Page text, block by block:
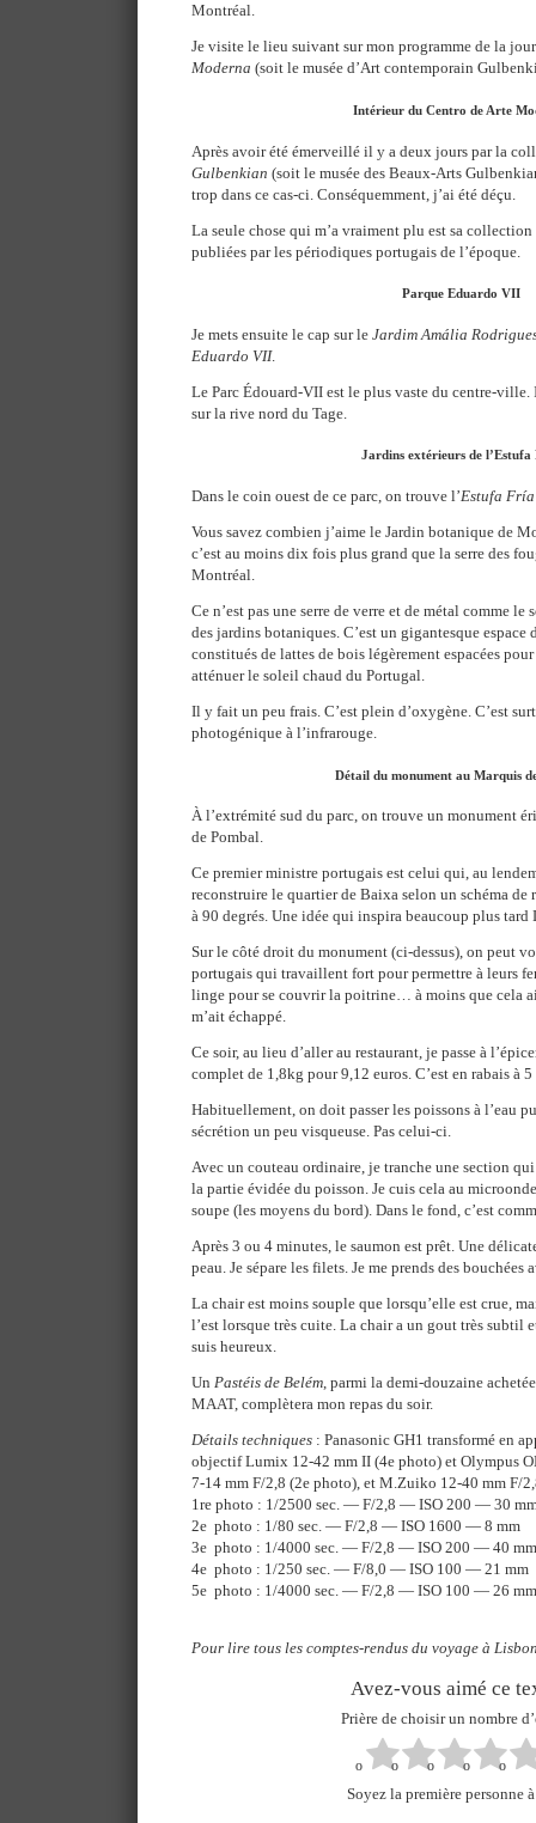
Montréal.
Je visite le lieu suivant sur mon programme de la
Moderna (soit le musée d’Art contemporain
Intérieur du Centro de Arte
Après avoir été émerveillé il y a deux jours par la
Gulbenkian (soit le musée des Beaux-Arts
trop dans ce cas-ci. Conséquemment, j’ai été déçu.
La seule chose qui m’a vraiment plu est sa
publiées par les périodiques portugais de l’époque.
Parque Eduardo VII
Je mets ensuite le cap sur le Jardim Amália
Eduardo VII.
Le Parc Édouard-VII est le plus vaste du centre-
sur la rive nord du Tage.
Jardins extérieurs de
Dans le coin ouest de ce parc, on trouve l’Estufa Fría
Vous savez combien j’aime le Jardin botanique de
c’est au moins dix fois plus grand que la serre des
Montréal.
Ce n’est pas une serre de verre et de métal comme le
des jardins botaniques. C’est un gigantesque
constitués de lattes de bois légèrement espacées
atténuer le soleil chaud du Portugal.
Il y fait un peu frais. C’est plein d’oxygène. C’est
photogénique à l’infrarouge.
Détail du monument au Marquis
À l’extrémité sud du parc, on trouve un monument
de Pombal.
Ce premier ministre portugais est celui qui, au
reconstruire le quartier de Baixa selon un schéma de
à 90 degrés. Une idée qui inspira beaucoup plus tard
Sur le côté droit du monument (ci-dessus), on peut
portugais qui travaillent fort pour permettre à leurs
linge pour se couvrir la poitrine… à moins que cela
m’ait échappé.
Ce soir, au lieu d’aller au restaurant, je passe à
complet de 1,8kg pour 9,12 euros. C’est en rabais à
Habituellement, on doit passer les poissons à l’eau
sécrétion un peu visqueuse. Pas celui-ci.
Avec un couteau ordinaire, je tranche une section
la partie évidée du poisson. Je cuis cela au
soupe (les moyens du bord). Dans le fond, c’est
Après 3 ou 4 minutes, le saumon est prêt. Une
peau. Je sépare les filets. Je me prends des bouchées
La chair est moins souple que lorsqu’elle est crue,
l’est lorsque très cuite. La chair a un gout très subtil
suis heureux.
Un Pastéis de Belém, parmi la demi-douzaine
MAAT, complètera mon repas du soir.
Détails techniques : Panasonic GH1 transformé en
objectif Lumix 12-42 mm II (4e photo) et Olympus
7-14 mm F/2,8 (2e photo), et M.Zuiko 12-40 mm F/
1re photo : 1/2500 sec. — F/2,8 — ISO 200 — 30
2e photo : 1/80 sec. — F/2,8 — ISO 1600 — 8 mm
3e photo : 1/4000 sec. — F/2,8 — ISO 200 — 40 mm
4e photo : 1/250 sec. — F/8,0 — ISO 100 — 21 mm
5e photo : 1/4000 sec. — F/2,8 — ISO 100 — 26 mm
Pour lire tous les comptes-rendus du voyage à
Avez-vous aimé ce
Prière de choisir un nombre
Soyez la première personne